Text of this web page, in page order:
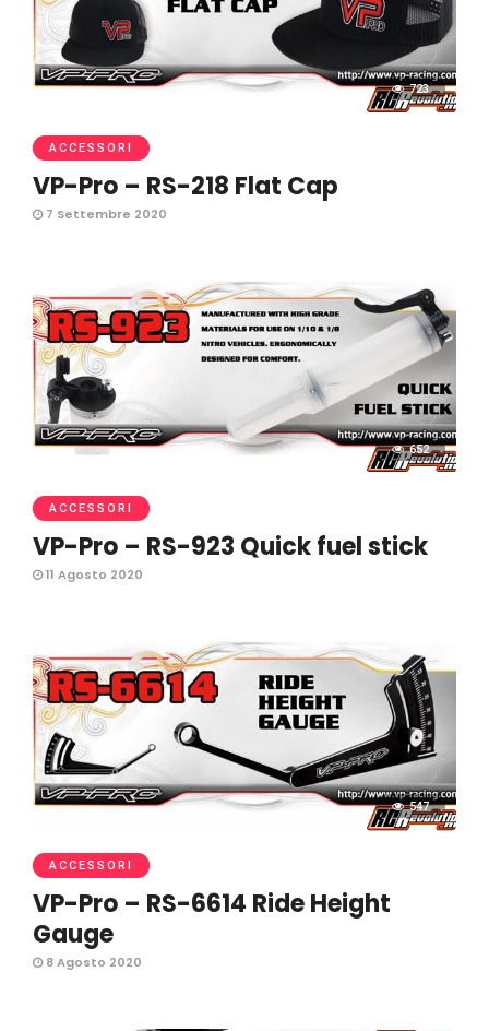
723
ACCESSORI
VP-Pro – RS-218 Flat Cap
7 Settembre 2020
652
ACCESSORI
VP-Pro – RS-923 Quick fuel stick
11 Agosto 2020
547
ACCESSORI
VP-Pro – RS-6614 Ride Height
Gauge
8 Agosto 2020